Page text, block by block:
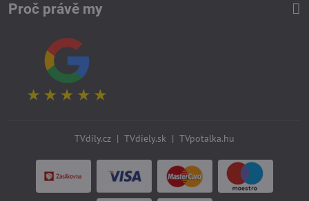
Proč právě my
TVdíly.cz | TVdiely.sk | TVpotalka.hu